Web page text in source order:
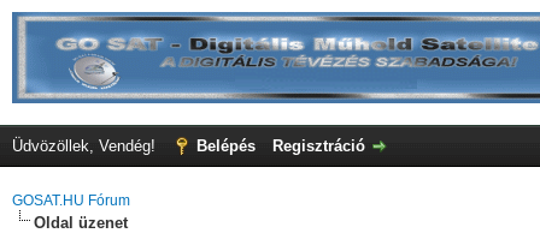
Üdvözöllek, Vendég! Belépés Regisztráció
GOSAT.HU Fórum
Oldal üzenet